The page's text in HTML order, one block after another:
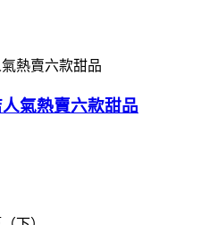
氣熱賣六款甜品